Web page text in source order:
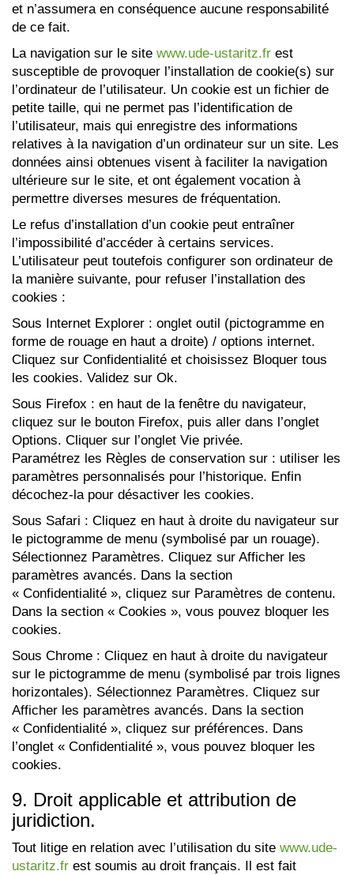
et n’assumera en conséquence aucune responsabilité
de ce fait.
La navigation sur le site www.ude-ustaritz.fr est
susceptible de provoquer l’installation de cookie(s) sur
l’ordinateur de l’utilisateur. Un cookie est un fichier de
petite taille, qui ne permet pas l’identification de
l’utilisateur, mais qui enregistre des informations
relatives à la navigation d’un ordinateur sur un site. Les
données ainsi obtenues visent à faciliter la navigation
ultérieure sur le site, et ont également vocation à
permettre diverses mesures de fréquentation.
Le refus d’installation d’un cookie peut entraîner
l’impossibilité d’accéder à certains services.
L’utilisateur peut toutefois configurer son ordinateur de
la manière suivante, pour refuser l’installation des
cookies :
Sous Internet Explorer : onglet outil (pictogramme en
forme de rouage en haut a droite) / options internet.
Cliquez sur Confidentialité et choisissez Bloquer tous
les cookies. Validez sur Ok.
Sous Firefox : en haut de la fenêtre du navigateur,
cliquez sur le bouton Firefox, puis aller dans l’onglet
Options. Cliquer sur l’onglet Vie privée.
Paramétrez les Règles de conservation sur : utiliser les
paramètres personnalisés pour l’historique. Enfin
décochez-la pour désactiver les cookies.
Sous Safari : Cliquez en haut à droite du navigateur sur
le pictogramme de menu (symbolisé par un rouage).
Sélectionnez Paramètres. Cliquez sur Afficher les
paramètres avancés. Dans la section
« Confidentialité », cliquez sur Paramètres de contenu.
Dans la section « Cookies », vous pouvez bloquer les
cookies.
Sous Chrome : Cliquez en haut à droite du navigateur
sur le pictogramme de menu (symbolisé par trois lignes
horizontales). Sélectionnez Paramètres. Cliquez sur
Afficher les paramètres avancés. Dans la section
« Confidentialité », cliquez sur préférences. Dans
l’onglet « Confidentialité », vous pouvez bloquer les
cookies.
9. Droit applicable et attribution de
juridiction.
Tout litige en relation avec l’utilisation du site www.ude-
ustaritz.fr est soumis au droit français. Il est fait